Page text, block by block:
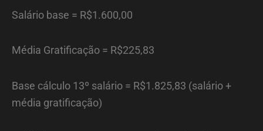
Salário base = R$1.600,00
Média Gratificação = R$225,83
Base cálculo 13º salário = R$1.825,83 (salário +
média gratificação)